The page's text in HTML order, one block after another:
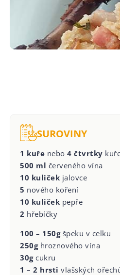
SUROVINY
1 kuře nebo 4 čtvrtky
500 ml červeného vína
10 kuliček jalovce
5 nového koření
10 kuliček pepře
2 hřebíčky
100 – 150gšpeku v celku
250ghroznového vína
30gcukru
1 – 2 hrsti vlašských